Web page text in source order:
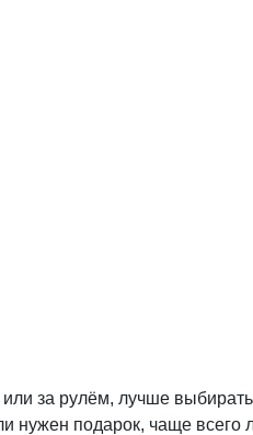
за рулём, лучше
нужен подарок, чаще